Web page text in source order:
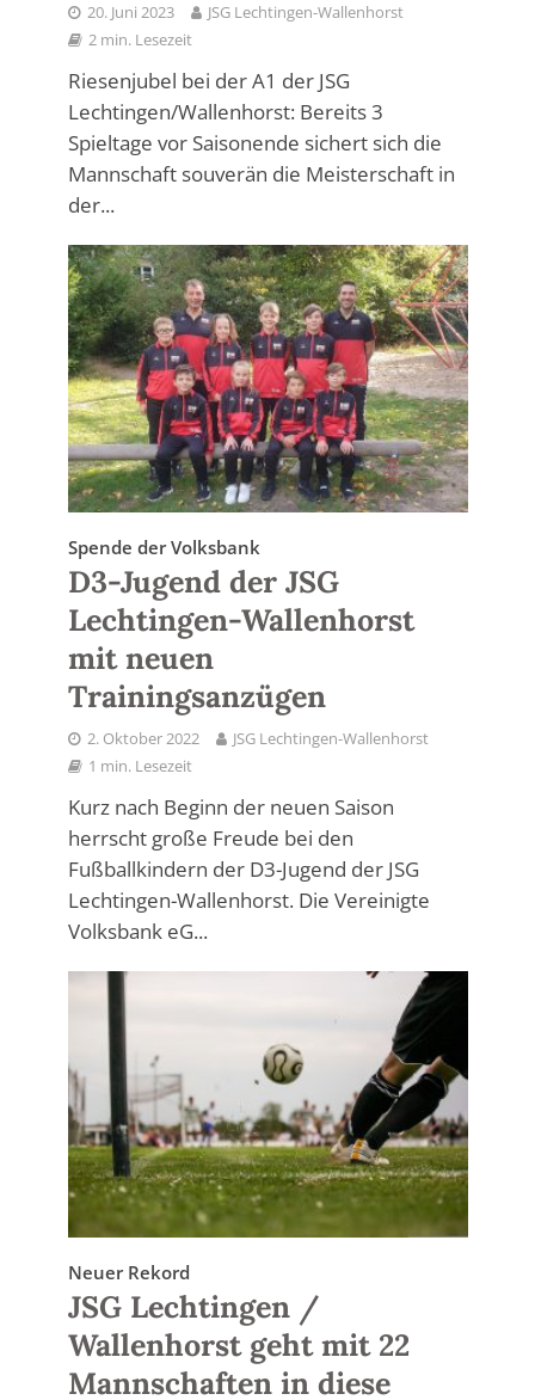
20. Juni 2023
JSG Lechtingen-Wallenhorst
2 min. Lesezeit
Riesenjubel bei der A1 der JSG
Lechtingen/Wallenhorst: Bereits 3
Spieltage vor Saisonende sichert sich die
Mannschaft souverän die Meisterschaft in
der...
Spende der Volksbank
D3-Jugend der JSG
Lechtingen-Wallenhorst
mit neuen
Trainingsanzügen
2. Oktober 2022
JSG Lechtingen-Wallenhorst
1 min. Lesezeit
Kurz nach Beginn der neuen Saison
herrscht große Freude bei den
Fußballkindern der D3-Jugend der JSG
Lechtingen-Wallenhorst. Die Vereinigte
Volksbank eG...
Neuer Rekord
JSG Lechtingen /
Wallenhorst geht mit 22
Mannschaften in diese